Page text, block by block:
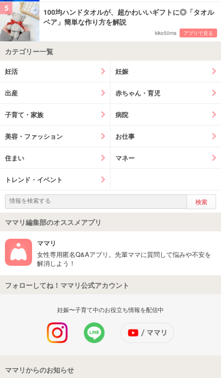
5
100均ハンドタオルが、超かわいいギフトに◎「タオル
ベア」簡単な作り方を解説
kiko50ma アプリで見る
カテゴリー一覧
妊活 妊娠
出産 赤ちゃん・育児
子育て・家族 病院
美容・ファッション お仕事
住まい マネー
トレンド・イベント
ママリ編集部のオススメアプリ
ママリ
女性専用匿名Q&Aアプリ。先輩ママに質問して悩みや不安を
解消しよう！
フォローしてね！ママリ公式アカウント
妊娠〜子育て中のお役立ち情報を配信中
ママリからのお知らせ